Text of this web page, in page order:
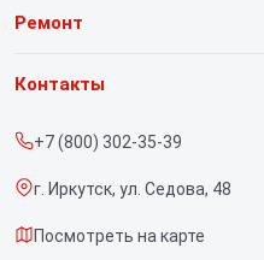
О нашем сервисе
Срочный ремонт
Доставка и способы оплаты
Диагностика
Ремонт
Ноутбуков
Контакты
+7 (800) 302-35-39
г. Иркутск, ул. Седова, 48
Посмотреть на карте